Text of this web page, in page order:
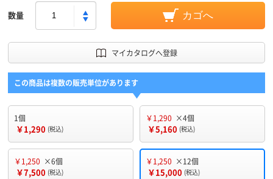
数量 カゴへ
マイカタログへ登録
この商品は複数の販売単位があります
1個
￥1,290 (税込)
￥1,290 ×4個
￥5,160 (税込)
￥1,250 ×6個
￥7,500 (税込)
￥1,250 ×12個
￥15,000 (税込)